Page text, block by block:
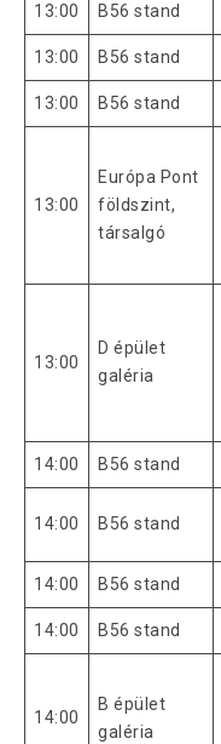
13:00 B56 stand
13:00 B56 stand
13:00 B56 stand
13:00
Európa Pont
földszint,
társalgó
13:00
D épület
galéria
14:00 B56 stand
14:00 B56 stand
14:00 B56 stand
14:00 B56 stand
14:00
B épület
galéria